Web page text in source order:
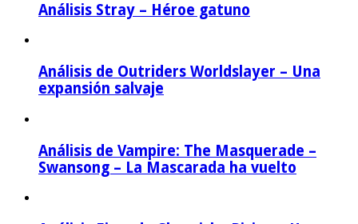
Análisis Stray – Héroe gatuno
Análisis de Outriders Worldslayer – Una
expansión salvaje
Análisis de Vampire: The Masquerade –
Swansong – La Mascarada ha vuelto